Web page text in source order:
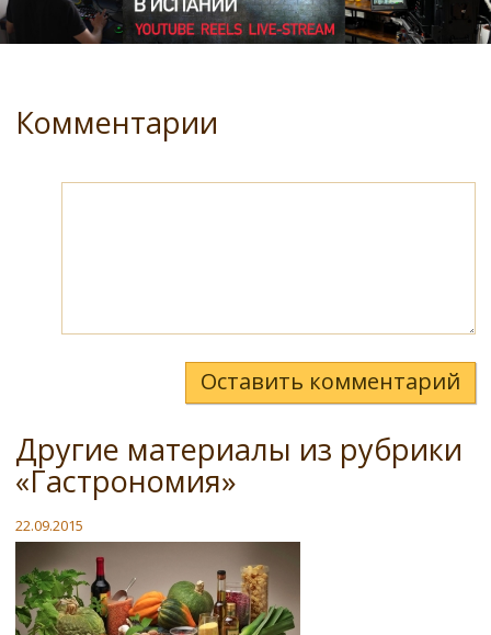
Комментарии
Оставить комментарий
Другие материалы из рубрики
«Гастрономия»
22.09.2015